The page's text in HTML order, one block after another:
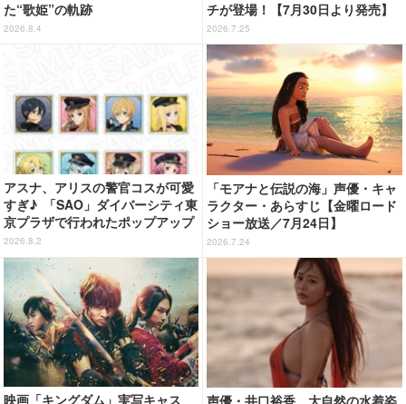
た“歌姫”の軌跡
2026.8.4
チが登場！【7月30日より発売】
2026.7.25
アスナ、アリスの警官コスが可愛
すぎ♪ 「SAO」ダイバーシティ東
京プラザで行われたポップアップ
ショップの事後通販がスタート！
2026.8.2
「モアナと伝説の海」声優・キャ
ラクター・あらすじ【金曜ロード
ショー放送／7月24日】
2026.7.24
映画「キングダム」実写キャス 声優・井口裕香、大自然の水着姿